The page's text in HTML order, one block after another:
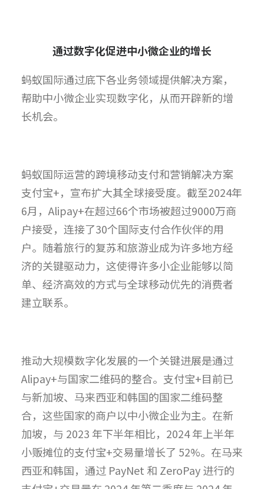
通过数字化促进中小微企业的增长
蚂蚁国际通过底下各业务领域提供解决方案，
帮助中小微企业实现数字化，从而开辟新的增
长机会。
蚂蚁国际运营的跨境移动支付和营销解决方案
支付宝+，宣布扩大其全球接受度。截至2024年
6月，Alipay+在超过66个市场被超过9000万商
户接受，连接了30个国际支付合作伙伴的用
户。随着旅行的复苏和旅游业成为许多地方经
济的关键驱动力，这使得许多小企业能够以简
单、经济高效的方式与全球移动优先的消费者
建立联系。
推动大规模数字化发展的一个关键进展是通过
Alipay+与国家二维码的整合。支付宝+目前已
与新加坡、马来西亚和韩国的国家二维码整
合，这些国家的商户以中小微企业为主。在新
加坡，与 2023 年下半年相比，2024 年上半年
小贩摊位的支付宝+交易量增长了 52%。在马来
西亚和韩国，通过 PayNet 和 ZeroPay 进行的